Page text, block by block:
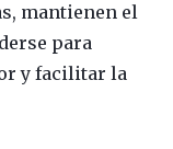
mantienen el
para
y facilitar la